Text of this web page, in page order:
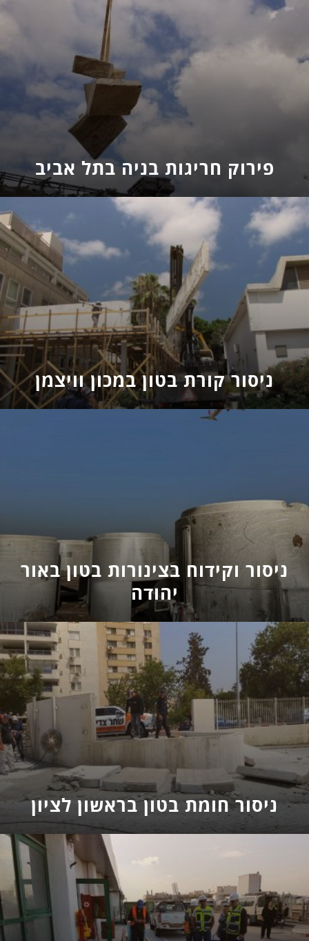
פירוק חריגות בניה בתל אביב
ניסור קורת בטון במכון וויצמן
ניסור וקידוח בצינורות בטון באור
יהודה
ניסור חומת בטון בראשון לציון